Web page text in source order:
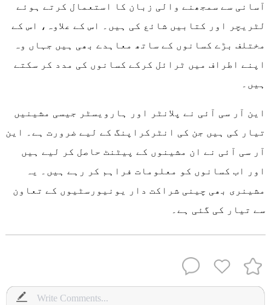
آسانی سے سمجھنے والی زبان کا استعمال کرتے ہوئے
لٹریچر اور کتابیں شائع کی ہیں۔ اس کے علاوہ، اس کے
مختلف بڑے کسانوں کے ساتھ معاہدے بھی ہیں جہاں وہ
اپنے اطراف میں ٹرائل کرکے کسانوں کی مدد کر سکتے
ہیں۔
تیار کی ہیں جن کی انٹرکراپنگ کے لیے ضرورت ہے۔ این
آر سی آئی نے ان مشینوں کے پیٹنٹ حاصل کر لیے ہیں
اور اب کسانوں کو معلومات فراہم کر رہے ہیں۔ یہ
مشینری بھی چینی شراکت دار یونیورسٹیوں کے تعاون
سے تیار کی گئی ہے۔